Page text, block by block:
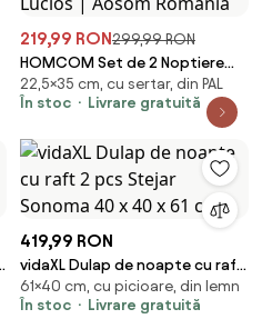
219,99 RON299,99 RON
HOMCOM Set de 2 Noptiere
Suspendate cu Sertar și Raft
Superior din Lemn, 35x32x22.5
cm, Alb Lucios | Aosom Romania
22,5×35 cm, cu sertar, din PAL
În stoc
Livrare gratuită
419,99 RON
vidaXL Dulap de noapte cu raft
2 pcs Stejar Sonoma 40 x 40 x
61 cm
61×40 cm, cu picioare, din lemn
În stoc
Livrare gratuită